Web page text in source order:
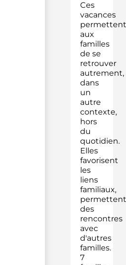
Ces
vacances
permettent
aux
familles
de se
retrouver
autrement,
dans
un
autre
contexte,
hors
du
quotidien.
Elles
favorisent
les
liens
familiaux,
permettent
des
rencontres
avec
d'autres
familles.
7